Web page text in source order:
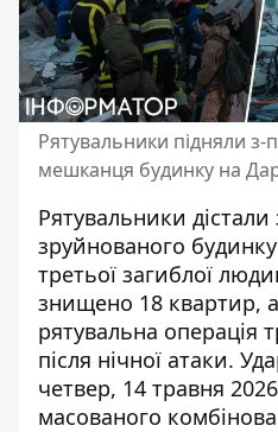
Рятувальники підняли з-
мешканця будинку на
Рятувальники дістали
зруйнованого
третьої загиблої
знищено 18 квартир,
рятувальна операція
після нічної атаки.
четвер, 14 травня
масованого